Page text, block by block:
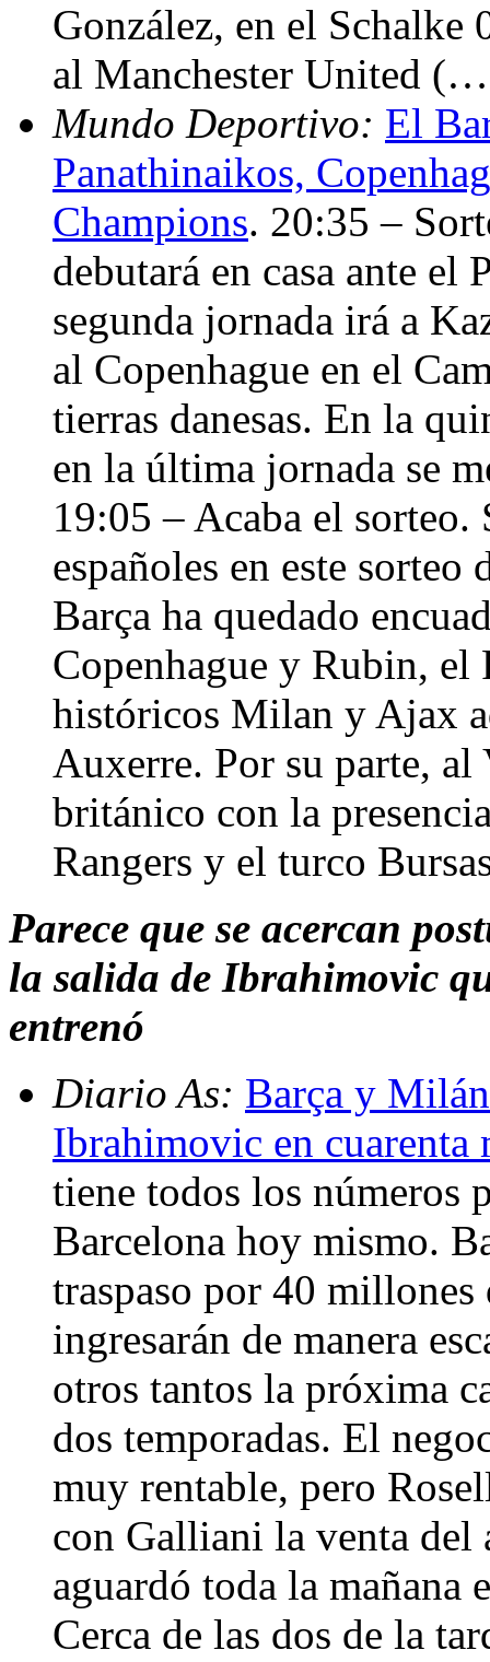
González, en el Schalke
al Manchester United
Mundo Deportivo: El
Panathinaikos,
Champions. 20:35 –
debutará en casa ante el
segunda jornada irá a
al Copenhague en el
tierras danesas. En la
en la última jornada se
19:05 – Acaba el sorteo.
españoles en este
Barça ha quedado
Copenhague y Rubin, el
históricos Milan y Ajax
Auxerre. Por su parte,
británico con la
Rangers y el turco
Parece que se acercan
la salida de Ibrahimovic
entrenó
Diario As: Barça y
Ibrahimovic en cuarenta
tiene todos los números
Barcelona hoy mismo.
traspaso por 40 millones
ingresarán de manera
otros tantos la próxima
dos temporadas. El
muy rentable, pero
con Galliani la venta del
aguardó toda la mañana
Cerca de las dos de la